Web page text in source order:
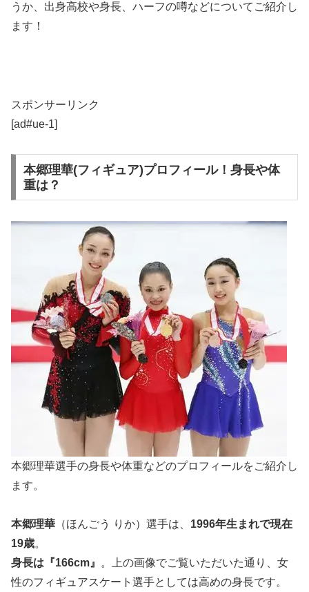
うか、出身高校や身長、ハーフの噂などについてご紹介し
ます！
スポンサーリンク
[ad#ue-1]
本郷理華(フィギュア)プロフィール！身長や体
重は？
本郷理華選手の身長や体重などのプロフィールをご紹介し
ます。
本郷理華 （ほんごう りか）選手は、 1996年生まれで現在
19歳。
身長は『166cm』
。上の画像でご覧いただいた通り、女
性のフィギュアスケート選手としては高めの身長です。